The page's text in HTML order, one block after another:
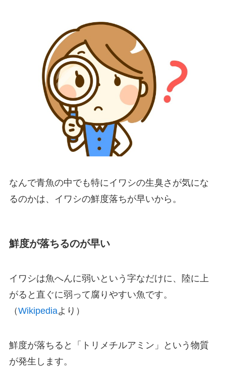
なんで青魚の中でも特にイワシの生臭さが気にな
るのかは、イワシの鮮度落ちが早いから。
鮮度が落ちるのが早い
イワシは魚へんに弱いという字なだけに、陸に上
がると直ぐに弱って腐りやすい魚です。
（Wikipediaより）
鮮度が落ちると「トリメチルアミン」という物質
が発生します。